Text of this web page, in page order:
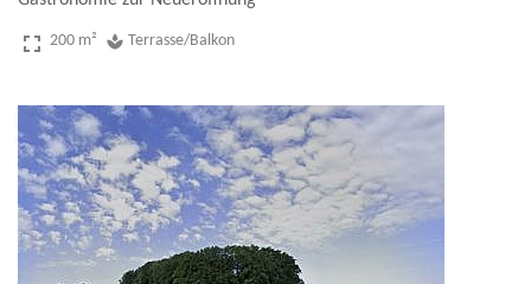
fullscreen 200 m² spa Terrasse/Balkon